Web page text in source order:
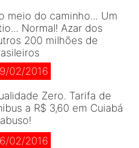
meio do caminho... Um
Normal! Azar dos
200 milhões de
02/2016
Zero. Tarifa de
a R$ 3,60 em Cuiabá
02/2016